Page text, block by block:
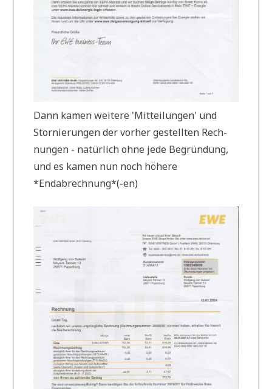
Dann kamen wei­te­re 'Mit­tei­lun­gen' und
Stor­nie­run­gen der vor­her gestell­ten Rech­
nun­gen - natür­lich ohne jede Begrün­dung,
und es kamen nun noch höhe­re
*Endabrechnung*(-en)